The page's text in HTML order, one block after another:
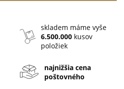
skladem máme vyše
6.500.000 kusov
položiek
najnižšia cena
poštovného